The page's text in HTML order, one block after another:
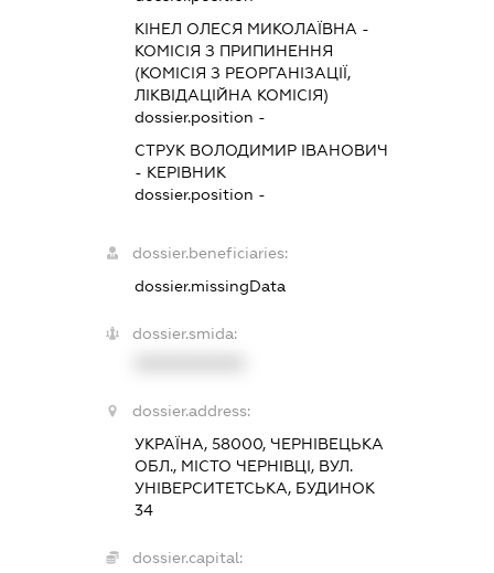
КІНЕЛ ОЛЕСЯ МИКОЛАЇВНА -
КОМІСІЯ З ПРИПИНЕННЯ
(КОМІСІЯ З РЕОРГАНІЗАЦІЇ,
ЛІКВІДАЦІЙНА КОМІСІЯ)
dossier.position -
СТРУК ВОЛОДИМИР ІВАНОВИЧ
- КЕРІВНИК
dossier.position -
dossier.beneficiaries:
dossier.missingData
dossier.smida:
dossier.address:
УКРАЇНА, 58000, ЧЕРНІВЕЦЬКА
ОБЛ., МІСТО ЧЕРНІВЦІ, ВУЛ.
УНІВЕРСИТЕТСЬКА, БУДИНОК
34
dossier.capital: